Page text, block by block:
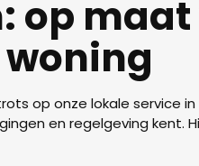
op
op onze lokale service
en regelgeving kent.